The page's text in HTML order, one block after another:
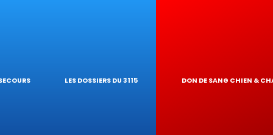
DE
LES DOSSIERS DU 3115 DON DE SANG CHIEN &